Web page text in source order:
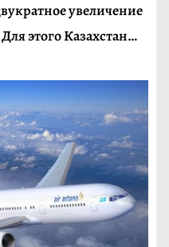
увеличение
этого Казахстан…